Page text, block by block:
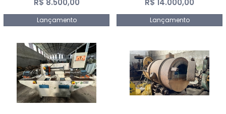
R$ 8.500,00
Lançamento
R$ 14.000,00
Lançamento